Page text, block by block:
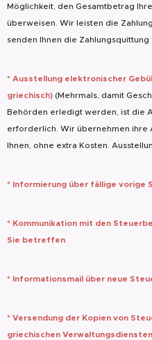
Möglichkeit, den Gesamtbetrag
überweisen. Wir leisten die
senden Ihnen die Zahlungsquittung
* Ausstellung elektronischer
griechisch) (Mehrmals, damit
Behörden erledigt werden, ist die
erforderlich. Wir übernehmen ihre
Ihnen, ohne extra Kosten.
* Informierung über fällige vorige
* Kommunikation mit den
Sie betreffen
* Informationsmail über neue
* Versendung der Kopien von
griechischen